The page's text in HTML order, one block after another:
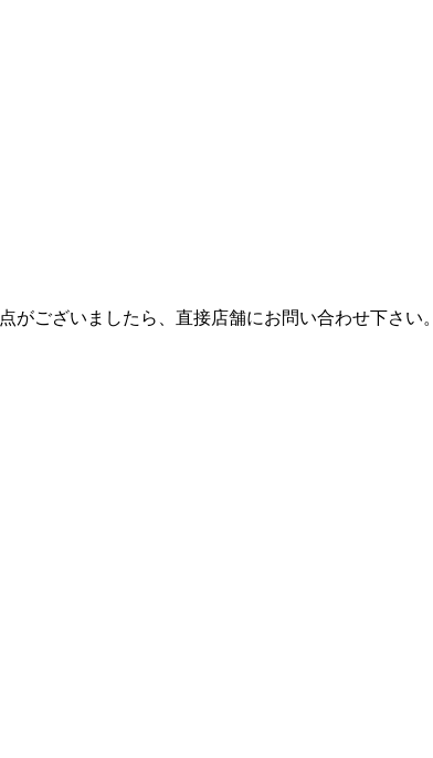
ございましたら、直接店舗にお問い合わせ下さい。